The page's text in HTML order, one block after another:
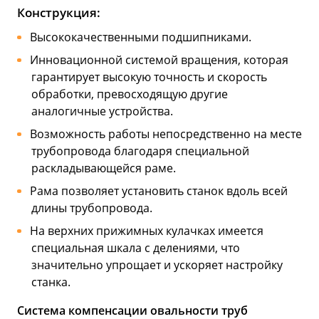
Конструкция:
Высококачественными подшипниками.
Инновационной системой вращения, которая
гарантирует высокую точность и скорость
обработки, превосходящую другие
аналогичные устройства.
Возможность работы непосредственно на месте
трубопровода благодаря специальной
раскладывающейся раме.
Рама позволяет установить станок вдоль всей
длины трубопровода.
На верхних прижимных кулачках имеется
специальная шкала с делениями, что
значительно упрощает и ускоряет настройку
станка.
Система компенсации овальности труб